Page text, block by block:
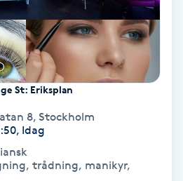
St: Eriksplan
8, Stockholm
Idag
trådning, manikyr,